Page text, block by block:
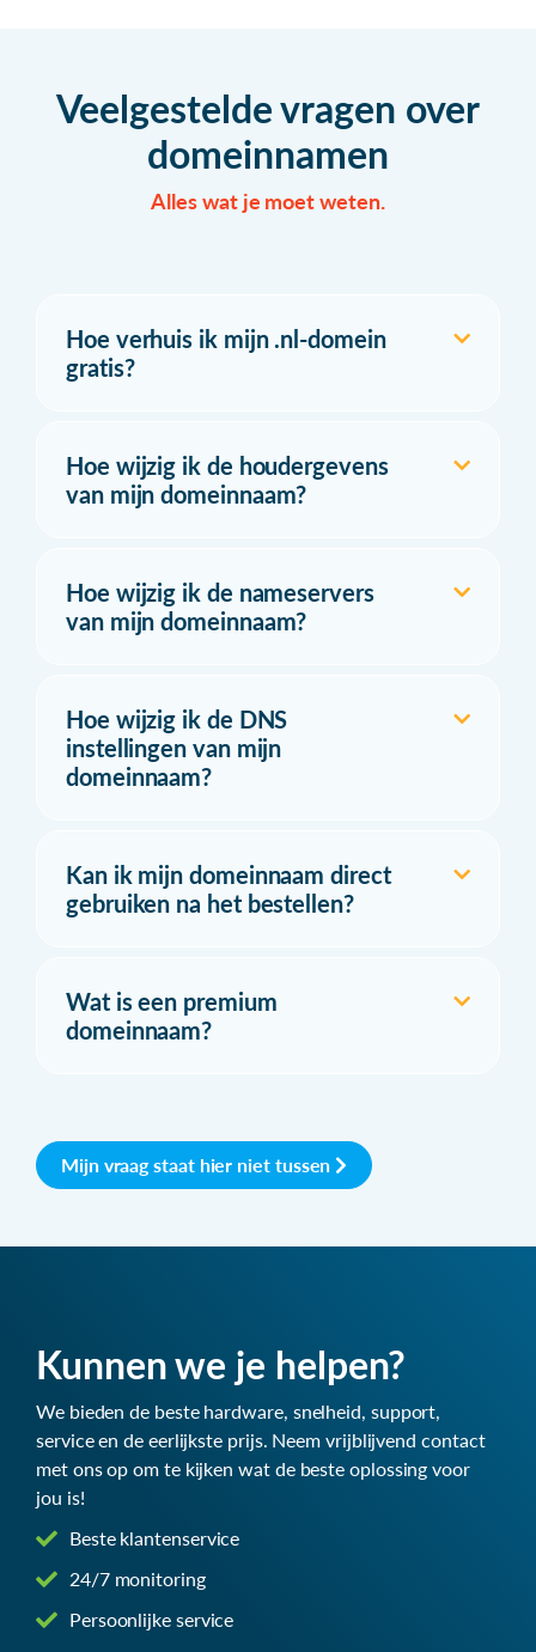
Veelgestelde vragen over
domeinnamen
Alles wat je moet weten.
Hoe verhuis ik mijn .nl-domein
gratis?
Hoe wijzig ik de houdergevens
van mijn domeinnaam?
Hoe wijzig ik de nameservers
van mijn domeinnaam?
Hoe wijzig ik de DNS
instellingen van mijn
domeinnaam?
Kan ik mijn domeinnaam direct
gebruiken na het bestellen?
Wat is een premium
domeinnaam?
Mijn vraag staat hier niet tussen
Kunnen we je helpen?
We bieden de beste hardware, snelheid, support,
service en de eerlijkste prijs. Neem vrijblijvend contact
met ons op om te kijken wat de beste oplossing voor
jou is!
Beste klantenservice
24/7 monitoring
Persoonlijke service